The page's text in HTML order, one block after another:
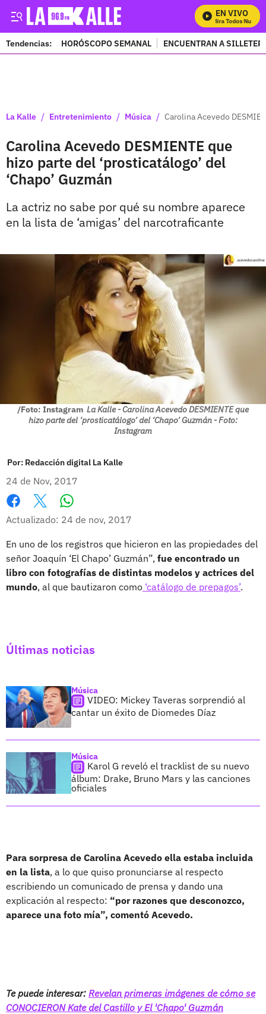
EN VIVO
Mira Todos Nuestros
Tendencias: HORÓSCOPO SEMANAL ENCUENTRAN A
La Kalle / Entretenimiento / Música / Carolina Acevedo
Carolina Acevedo DESMIENTE que
hizo parte del ‘prosticatálogo’ del
‘Chapo’ Guzmán
La actriz no sabe por qué su nombre aparece
en la lista de ‘amigas’ del narcotraficante
/Foto: Instagram La Kalle - Carolina Acevedo DESMIENTE que
hizo parte del ‘prosticatálogo’ del ‘Chapo’ Guzmán - Foto:
Instagram
Por: Redacción digital La Kalle
24 de Nov, 2017
Facebook
X
Actualizado: 24 de nov, 2017
En uno de los registros que hicieron en las propiedades del
señor Joaquín ‘El Chapo’ Guzmán”, fue encontrado un
libro con fotografías de distintas modelos y actrices del
mundo, al que bautizaron como ‘catálogo de prepagos’.
Últimas noticias
Música
VIDEO: Mickey Taveras sorprendió al
cantar un éxito de Diomedes Díaz
Música
Karol G reveló el tracklist de su nuevo
álbum: Drake, Bruno Mars y las canciones
oficiales
Para sorpresa de Carolina Acevedo ella estaba incluida
en la lista, a lo que quiso pronunciarse al respecto
escribiendo un comunicado de prensa y dando una
explicación al respecto: “por razones que desconozco,
aparece una foto mía”, comentó Acevedo.
Te puede interesar: Revelan primeras imágenes de cómo se
CONOCIERON Kate del Castillo y El 'Chapo' Guzmán